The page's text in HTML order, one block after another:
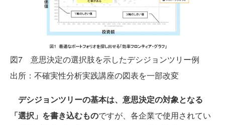
図7 意思決定の選択肢を示したデシジョンツリー例
出所：不確実性分析実践講座の図表を一部改変
デシジョンツリーの基本は、意思決定の対象となる
「選択」を書き込むものですが、各企業で使用されてい